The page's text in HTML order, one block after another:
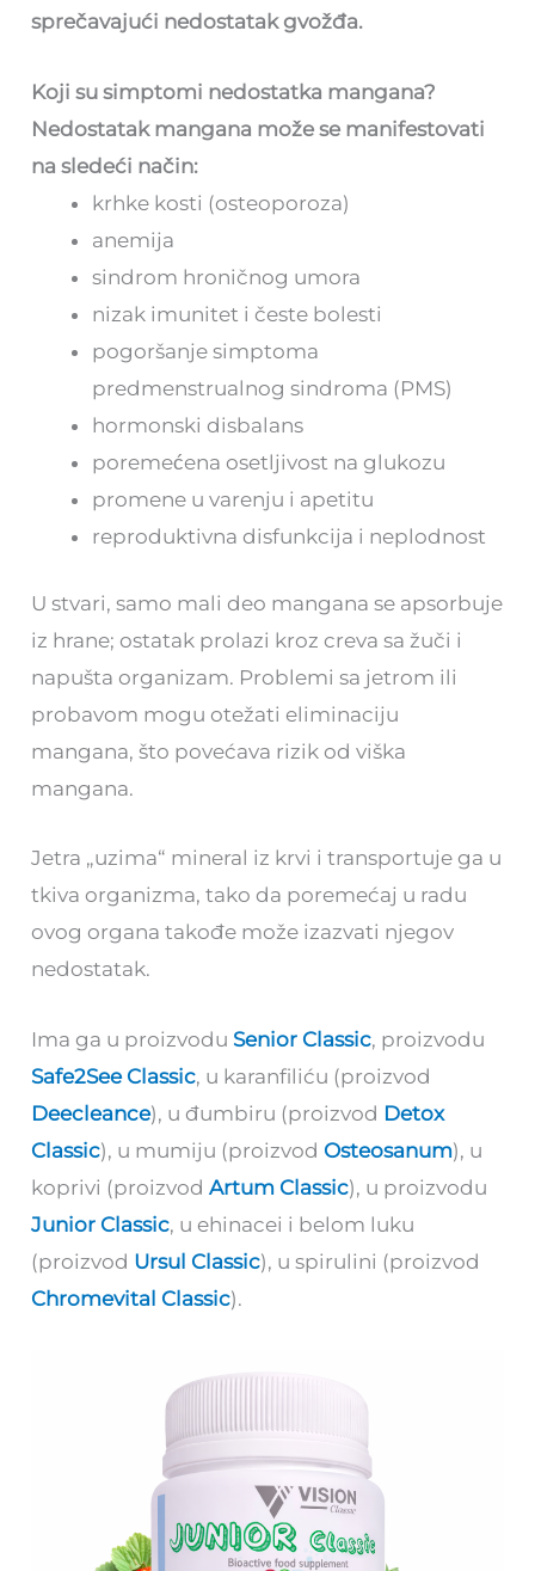
sprečavajući nedostatak gvožđa.
Koji su simptomi nedostatka mangana?
Nedostatak mangana može se manifestovati
na sledeći način:
krhke kosti (osteoporoza)
anemija
sindrom hroničnog umora
nizak imunitet i česte bolesti
pogoršanje simptoma
predmenstrualnog sindroma (PMS)
hormonski disbalans
poremećena osetljivost na glukozu
promene u varenju i apetitu
reproduktivna disfunkcija i neplodnost
U stvari, samo mali deo mangana se apsorbuje
iz hrane; ostatak prolazi kroz creva sa žuči i
napušta organizam. Problemi sa jetrom ili
probavom mogu otežati eliminaciju
mangana, što povećava rizik od viška
mangana.
Jetra „uzima“ mineral iz krvi i transportuje ga u
tkiva organizma, tako da poremećaj u radu
ovog organa takođe može izazvati njegov
nedostatak.
Ima ga u proizvodu Senior Classic, proizvodu
Safe2See Classic, u karanfiliću (proizvod
Deecleance), u đumbiru (proizvod Detox
Classic), u mumiju (proizvod Osteosanum), u
koprivi (proizvodArtum Classic), u proizvodu
Junior Classic, u ehinacei i belom luku
(proizvod Ursul Classic), u spirulini (proizvod
Chromevital Classic).